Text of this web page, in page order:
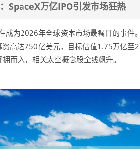
SpaceX万亿IPO引发市场狂热
为2026年全球资本市场最瞩目的事件
高达750亿美元，目标估值1.75万亿至
而入，相关太空概念股全线飙升。